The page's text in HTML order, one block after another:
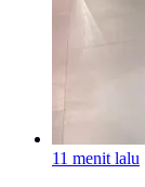
11 menit lalu